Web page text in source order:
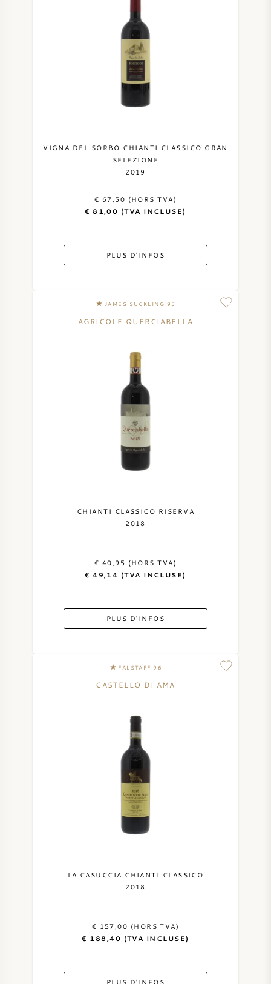
VIGNA DEL SORBO CHIANTI CLASSICO GRAN
SELEZIONE
2019
€ 67,50 (HORS TVA)
€ 81,00 (TVA INCLUSE)
PLUS D'INFOS
JAMES SUCKLING 95
AGRICOLE QUERCIABELLA
CHIANTI CLASSICO RISERVA
2018
€ 40,95 (HORS TVA)
€ 49,14 (TVA INCLUSE)
PLUS D'INFOS
FALSTAFF 96
CASTELLO DI AMA
LA CASUCCIA CHIANTI CLASSICO
2018
€ 157,00 (HORS TVA)
€ 188,40 (TVA INCLUSE)
PLUS D'INFOS